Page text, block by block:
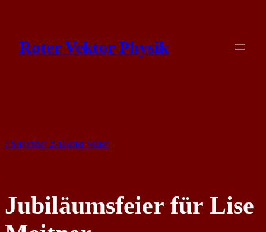
content
Roter Vektor Physik
8 September 2018Roter Vektor
Jubiläumsfeier für Lise